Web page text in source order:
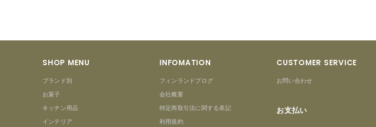
SHOP MENU
ブランド別
お菓子
キッチン用品
インテリア
INFOMATION
フィンランドブログ
会社概要
特定商取引法に関する表記
利用規約
CUSTOMER SERVICE
お問い合わせ
お支払い